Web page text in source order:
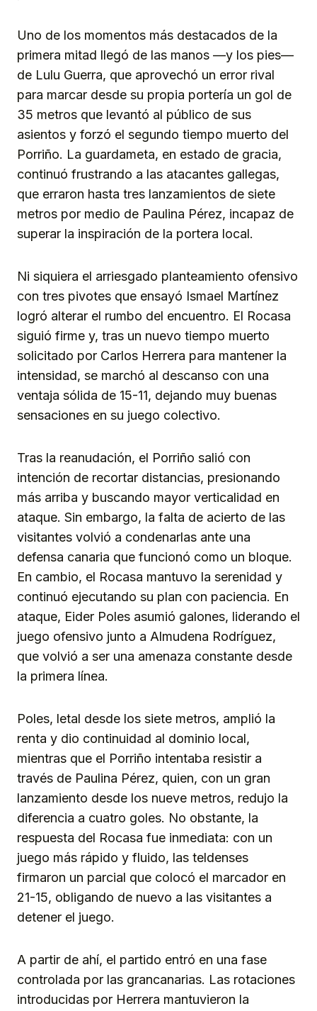
Uno de los momentos más destacados de la
primera mitad llegó de las manos —y los pies—
de Lulu Guerra, que aprovechó un error rival
para marcar desde su propia portería un gol de
35 metros que levantó al público de sus
asientos y forzó el segundo tiempo muerto del
Porriño. La guardameta, en estado de gracia,
continuó frustrando a las atacantes gallegas,
que erraron hasta tres lanzamientos de siete
metros por medio de Paulina Pérez, incapaz de
superar la inspiración de la portera local.
Ni siquiera el arriesgado planteamiento ofensivo
con tres pivotes que ensayó Ismael Martínez
logró alterar el rumbo del encuentro. El Rocasa
siguió firme y, tras un nuevo tiempo muerto
solicitado por Carlos Herrera para mantener la
intensidad, se marchó al descanso con una
ventaja sólida de 15-11, dejando muy buenas
sensaciones en su juego colectivo.
Tras la reanudación, el Porriño salió con
intención de recortar distancias, presionando
más arriba y buscando mayor verticalidad en
ataque. Sin embargo, la falta de acierto de las
visitantes volvió a condenarlas ante una
defensa canaria que funcionó como un bloque.
En cambio, el Rocasa mantuvo la serenidad y
continuó ejecutando su plan con paciencia. En
ataque, Eider Poles asumió galones, liderando el
juego ofensivo junto a Almudena Rodríguez,
que volvió a ser una amenaza constante desde
la primera línea.
Poles, letal desde los siete metros, amplió la
renta y dio continuidad al dominio local,
mientras que el Porriño intentaba resistir a
través de Paulina Pérez, quien, con un gran
lanzamiento desde los nueve metros, redujo la
diferencia a cuatro goles. No obstante, la
respuesta del Rocasa fue inmediata: con un
juego más rápido y fluido, las teldenses
firmaron un parcial que colocó el marcador en
21-15, obligando de nuevo a las visitantes a
detener el juego.
A partir de ahí, el partido entró en una fase
controlada por las grancanarias. Las rotaciones
introducidas por Herrera mantuvieron la